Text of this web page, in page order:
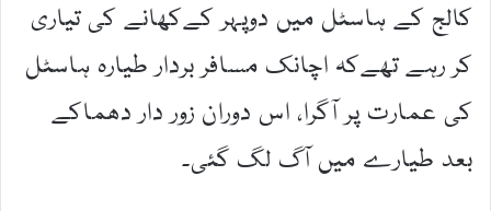
کالج کے ہاسٹل میں دوپہر کےکھانے کی تیاری
کر رہے تھےکہ اچانک مسافر بردار طیارہ ہاسٹل
کی عمارت پر آگرا، اس دوران زور دار دھماکے
بعد طیارے میں آگ لگ گئی۔